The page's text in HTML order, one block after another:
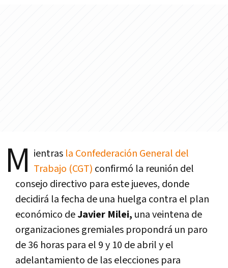
M ientras la Confederación General del
Trabajo (CGT) confirmó la reunión del
consejo directivo para este jueves, donde
decidirá la fecha de una huelga contra el plan
económico deJavier Milei, una veintena de
organizaciones gremiales propondrá un paro
de 36 horas para el 9 y 10 de abril y el
adelantamiento de las elecciones para